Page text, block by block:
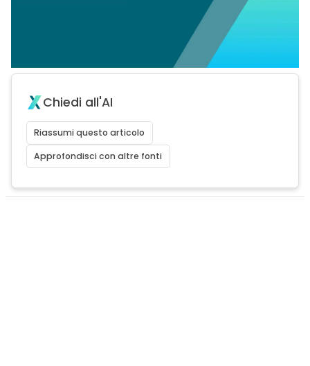
Chiedi all'AI
Riassumi questo articolo
Approfondisci con altre fonti